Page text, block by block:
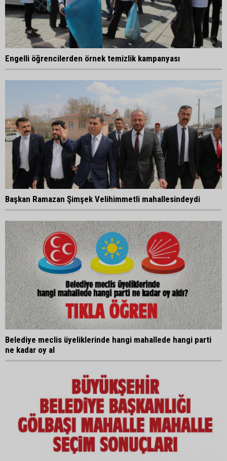
Engelli öğrencilerden örnek temizlik kampanyası
Başkan Ramazan Şimşek Velihimmetli mahallesindeydi
Belediye meclis üyeliklerinde hangi mahallede hangi parti
ne kadar oy al